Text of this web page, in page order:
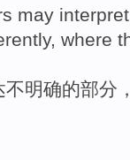
may interpret
, where
不明确的部分